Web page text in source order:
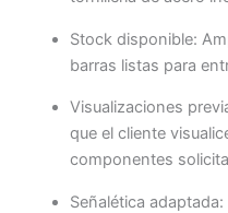
Stock disponible:
barras listas para
Visualizaciones
que el cliente
componentes
Señalética